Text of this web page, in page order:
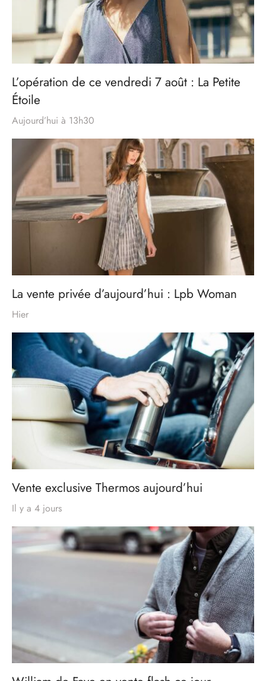
L’opération de ce vendredi 7 août : La Petite
Étoile
Aujourd’hui à 13h30
La vente privée d’aujourd’hui : Lpb Woman
Hier
Vente exclusive Thermos aujourd’hui
Il y a 4 jours